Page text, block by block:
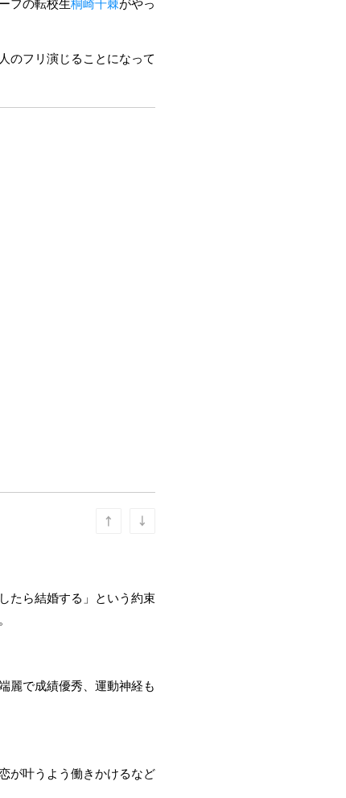
フの転校生桐崎千棘がやっ
のフリ演じることになって
たら結婚する」という約束
麗で成績優秀、運動神経も
が叶うよう働きかけるなど